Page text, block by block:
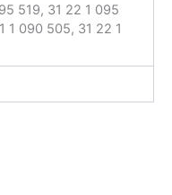
519, 31 22 1 095
1 090 505, 31 22 1